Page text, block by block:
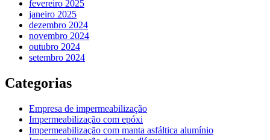
fevereiro 2025
janeiro 2025
dezembro 2024
novembro 2024
outubro 2024
setembro 2024
Categorias
Empresa de impermeabilização
Impermeabilização com epóxi
Impermeabilização com manta asfáltica alumínio